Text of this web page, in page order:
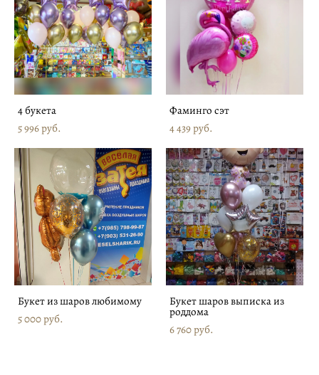
4 букета
5 996 pуб.
Фаминго сэт
4 439 pуб.
Букет из шаров любимому
5 000 pуб.
Букет шаров выписка из
роддома
6 760 pуб.